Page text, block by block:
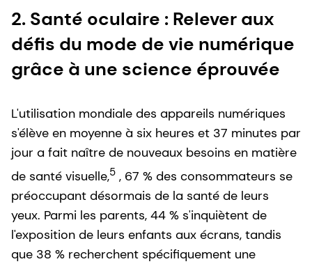
2. Santé oculaire : Relever aux
défis du mode de vie numérique
grâce à une science éprouvée
L'utilisation mondiale des appareils numériques
s'élève en moyenne à six heures et 37 minutes par
jour a fait naître de nouveaux besoins en matière
de santé visuelle,5 , 67 % des consommateurs se
préoccupant désormais de la santé de leurs
yeux. Parmi les parents, 44 % s'inquiètent de
l'exposition de leurs enfants aux écrans, tandis
que 38 % recherchent spécifiquement une